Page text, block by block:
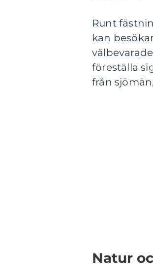
Runt
kan
föreställa
från
Natur